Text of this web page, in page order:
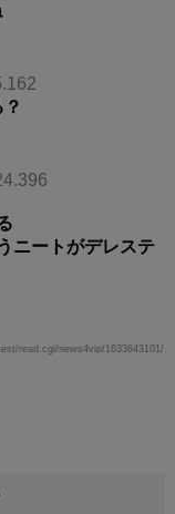
ニートがデレステ
read.cgi/news4vip/1633643101/